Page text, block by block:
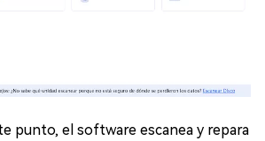
punto, el software escanea y repara